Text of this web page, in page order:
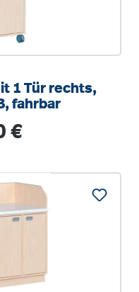
1 Tür rechts,
fahrbar
€